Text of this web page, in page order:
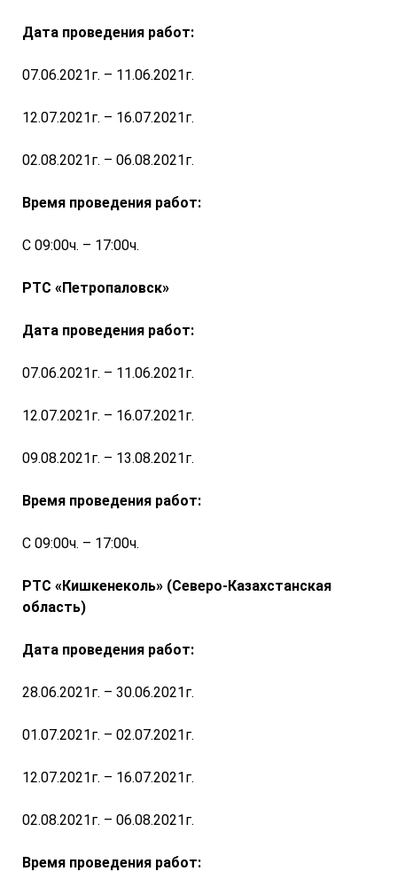
Дата проведения работ:
07.06.2021г. – 11.06.2021г.
12.07.2021г. – 16.07.2021г.
02.08.2021г. – 06.08.2021г.
Время проведения работ:
С 09:00ч. – 17:00ч.
РТС «Петропаловск»
Дата проведения работ:
07.06.2021г. – 11.06.2021г.
12.07.2021г. – 16.07.2021г.
09.08.2021г. – 13.08.2021г.
Время проведения работ:
С 09:00ч. – 17:00ч.
РТС «Кишкенеколь» (Северо-Казахстанская
область)
Дата проведения работ:
28.06.2021г. – 30.06.2021г.
01.07.2021г. – 02.07.2021г.
12.07.2021г. – 16.07.2021г.
02.08.2021г. – 06.08.2021г.
Время проведения работ: